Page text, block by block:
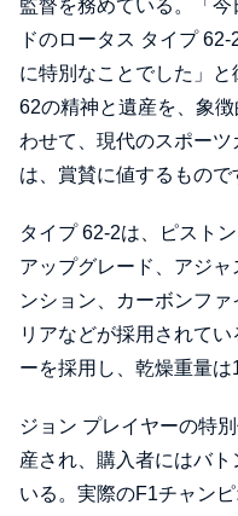
監督を務めている。「
ドのロータス タイプ
に特別なことでした」
62の精神と遺産を、象
わせて、現代のスポー
は、賞賛に値するもので
タイプ 62-2は、ピスト
アップグレード、アジ
ンション、カーボンフ
リアなどが採用されて
ーを採用し、乾燥重量は
ジョン プレイヤーの特
産され、購入者にはバ
いる。実際のF1チャン